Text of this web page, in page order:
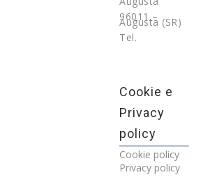
96011 –
Augusta (SR)
Tel.
Cookie e
Privacy
policy
Cookie policy
Privacy policy